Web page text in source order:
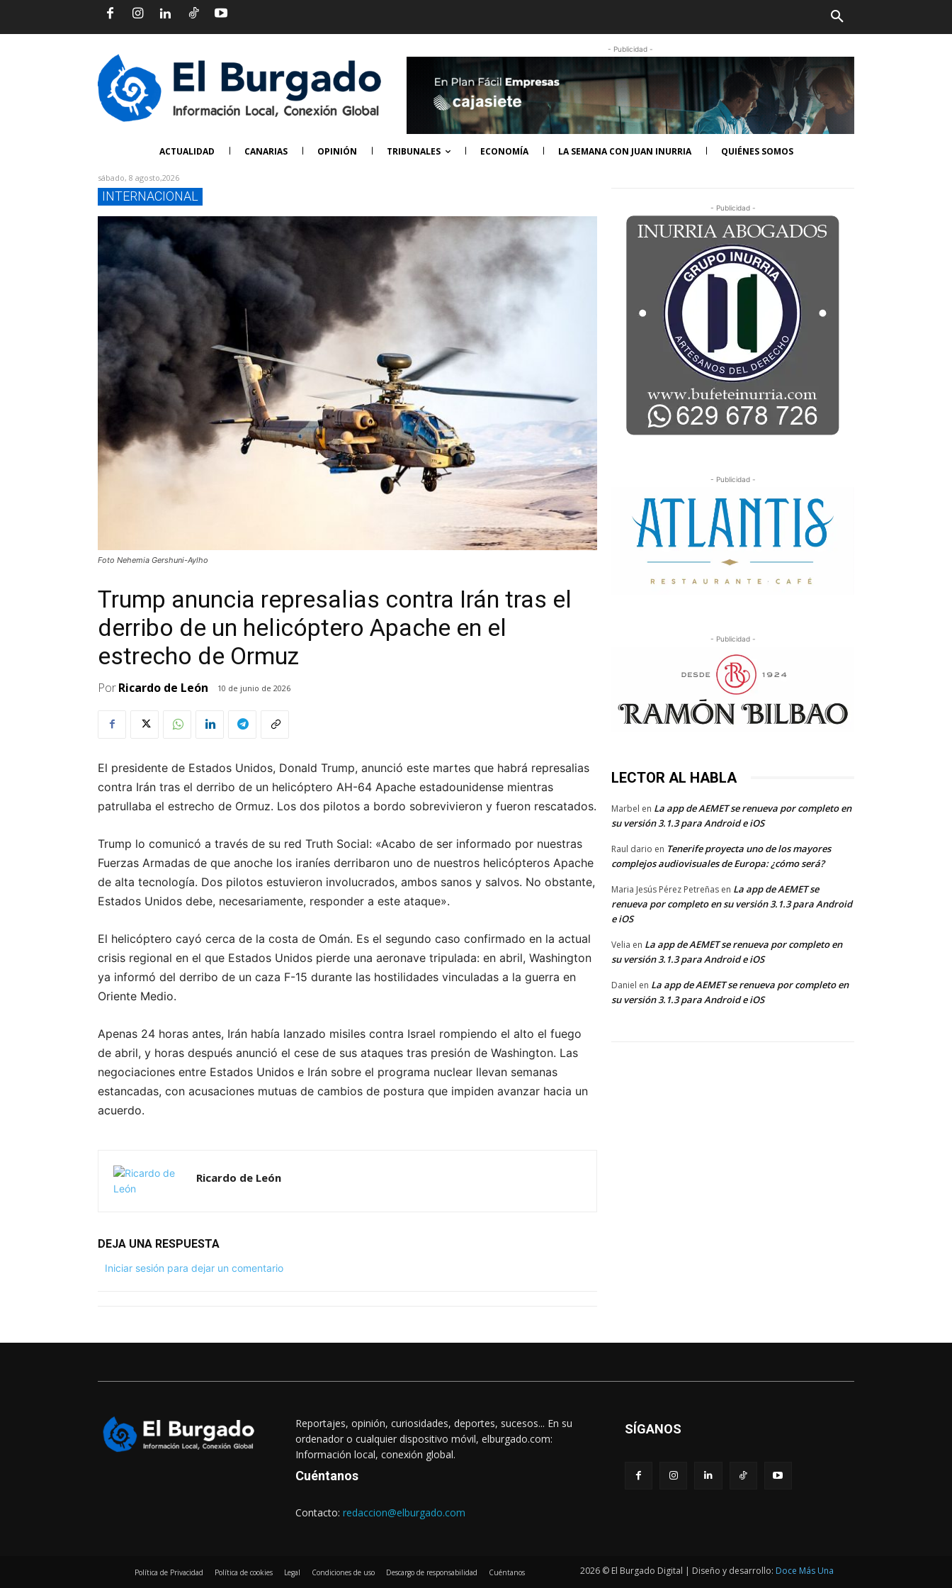
- Publicidad -
ACTUALIDAD CANARIAS OPINIÓN TRIBUNALES ECONOMÍA LA SEMANA CON JUAN INURRIA QUIÉNES SOMOS
sábado, 8 agosto,2026
INTERNACIONAL
Foto Nehemia Gershuni-Aylho
Trump anuncia represalias contra Irán tras el
derribo de un helicóptero Apache en el
estrecho de Ormuz
PorRicardo de León 10 de junio de 2026
El presidente de Estados Unidos, Donald Trump, anunció este martes que habrá represalias
contra Irán tras el derribo de un helicóptero AH-64 Apache estadounidense mientras
patrullaba el estrecho de Ormuz. Los dos pilotos a bordo sobrevivieron y fueron rescatados.
Trump lo comunicó a través de su red Truth Social: «Acabo de ser informado por nuestras
Fuerzas Armadas de que anoche los iraníes derribaron uno de nuestros helicópteros Apache
de alta tecnología. Dos pilotos estuvieron involucrados, ambos sanos y salvos. No obstante,
Estados Unidos debe, necesariamente, responder a este ataque».
El helicóptero cayó cerca de la costa de Omán. Es el segundo caso confirmado en la actual
crisis regional en el que Estados Unidos pierde una aeronave tripulada: en abril, Washington
ya informó del derribo de un caza F-15 durante las hostilidades vinculadas a la guerra en
Oriente Medio.
Apenas 24 horas antes, Irán había lanzado misiles contra Israel rompiendo el alto el fuego
de abril, y horas después anunció el cese de sus ataques tras presión de Washington. Las
negociaciones entre Estados Unidos e Irán sobre el programa nuclear llevan semanas
estancadas, con acusaciones mutuas de cambios de postura que impiden avanzar hacia un
acuerdo.
Ricardo de León
DEJA UNA RESPUESTA
Iniciar sesión para dejar un comentario
- Publicidad -
- Publicidad -
- Publicidad -
LECTOR AL HABLA
Marbel en La app de AEMET se renueva por completo en
su versión 3.1.3 para Android e iOS
Raul dario en Tenerife proyecta uno de los mayores
complejos audiovisuales de Europa: ¿cómo será?
Maria Jesús Pérez Petreñas en La app de AEMET se
renueva por completo en su versión 3.1.3 para Android
e iOS
Velia en La app de AEMET se renueva por completo en
su versión 3.1.3 para Android e iOS
Daniel en La app de AEMET se renueva por completo en
su versión 3.1.3 para Android e iOS
Reportajes, opinión, curiosidades, deportes, sucesos... En su
ordenador o cualquier dispositivo móvil, elburgado.com:
Información local, conexión global.
Cuéntanos
Contacto: redaccion@elburgado.com
SÍGANOS
Política de Privacidad Política de cookies Legal Condiciones de uso Descargo de responsabilidad Cuéntanos 2026 © El Burgado Digital | Diseño y desarrollo: Doce Más Una